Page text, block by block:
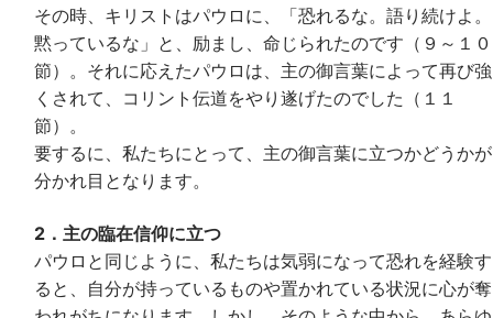
その時、キリストはパウロに、「恐れるな。語り続けよ。
黙っているな」と、励まし、命じられたのです（９～１０
節）。それに応えたパウロは、主の御言葉によって再び強
くされて、コリント伝道をやり遂げたのでした（１１
節）。
要するに、私たちにとって、主の御言葉に立つかどうかが
分かれ目となります。
2．主の臨在信仰に立つ
パウロと同じように、私たちは気弱になって恐れを経験す
ると、自分が持っているものや置かれている状況に心が奪